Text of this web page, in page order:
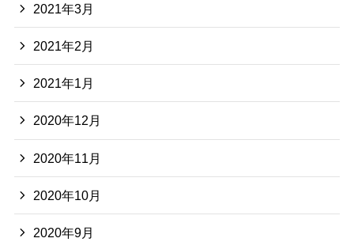
2021年3月
2021年2月
2021年1月
2020年12月
2020年11月
2020年10月
2020年9月